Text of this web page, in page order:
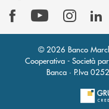
© 2026 Banco
Cooperativa - Società
Banca · P.Iva